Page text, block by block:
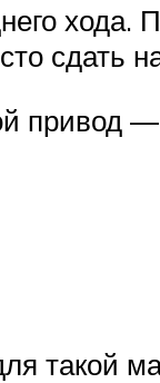
хода.
сдать
привод
такой